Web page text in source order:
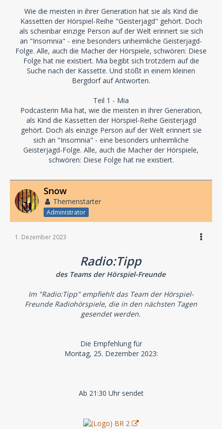
Wie die meisten in ihrer Generation hat sie als Kind die
Kassetten der Hörspiel-Reihe "Geisterjagd" gehört. Doch
als scheinbar einzige Person auf der Welt erinnert sie sich
an "Insomnia" - eine besonders unheimliche Geisterjagd-
Folge. Alle, auch die Macher der Hörspiele, schwören: Diese
Folge hat nie existiert. Mia begibt sich trotzdem auf die
Suche nach der Kassette. Und stößt in einem kleinen
Bergdorf auf Antworten.
Teil 1 - Mia
Podcasterin Mia hat, wie die meisten in ihrer Generation,
als Kind die Kassetten der Hörspiel-Reihe Geisterjagd
gehört. Doch als einzige Person auf der Welt erinnert sie
sich an "Insomnia" - eine besonders unheimliche
Geisterjagd-Folge. Alle, auch die Macher der Hörspiele,
schwören: Diese Folge hat nie existiert.
Snow
Themenstarter
Administrator
1. Dezember 2023
Radio:Tipp
des Teams der Hörspiel-Freunde
Im "Radio:Tipp" empfiehlt das Team der Hörspiel-
Freunde Radiohörspiele, die in den nächsten Tagen
gesendet werden.
Die Empfehlung für
Montag, 25. Dezember 2023:
Ab 21:30 Uhr sendet